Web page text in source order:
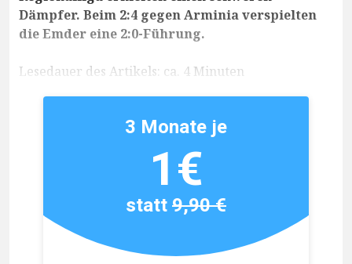
Dämpfer. Beim 2:4 gegen Arminia verspielten
die Emder eine 2:0-Führung.
Lesedauer des Artikels: ca. 4 Minuten
3 Monate je
1€
statt9,90 €